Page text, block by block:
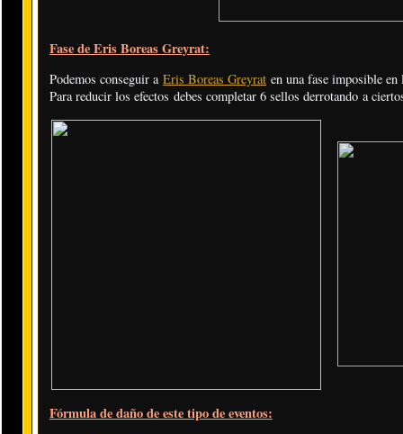
Fase de Eris Boreas Greyrat:
Podemos conseguir a Eris Boreas Greyrat en una fase imposible
Para reducir los efectos debes completar 6 sellos derrotando a
Fórmula de daño de este tipo de eventos: